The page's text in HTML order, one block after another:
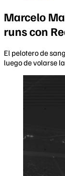
Marcelo
runs con
El pelotero de
luego de volarse